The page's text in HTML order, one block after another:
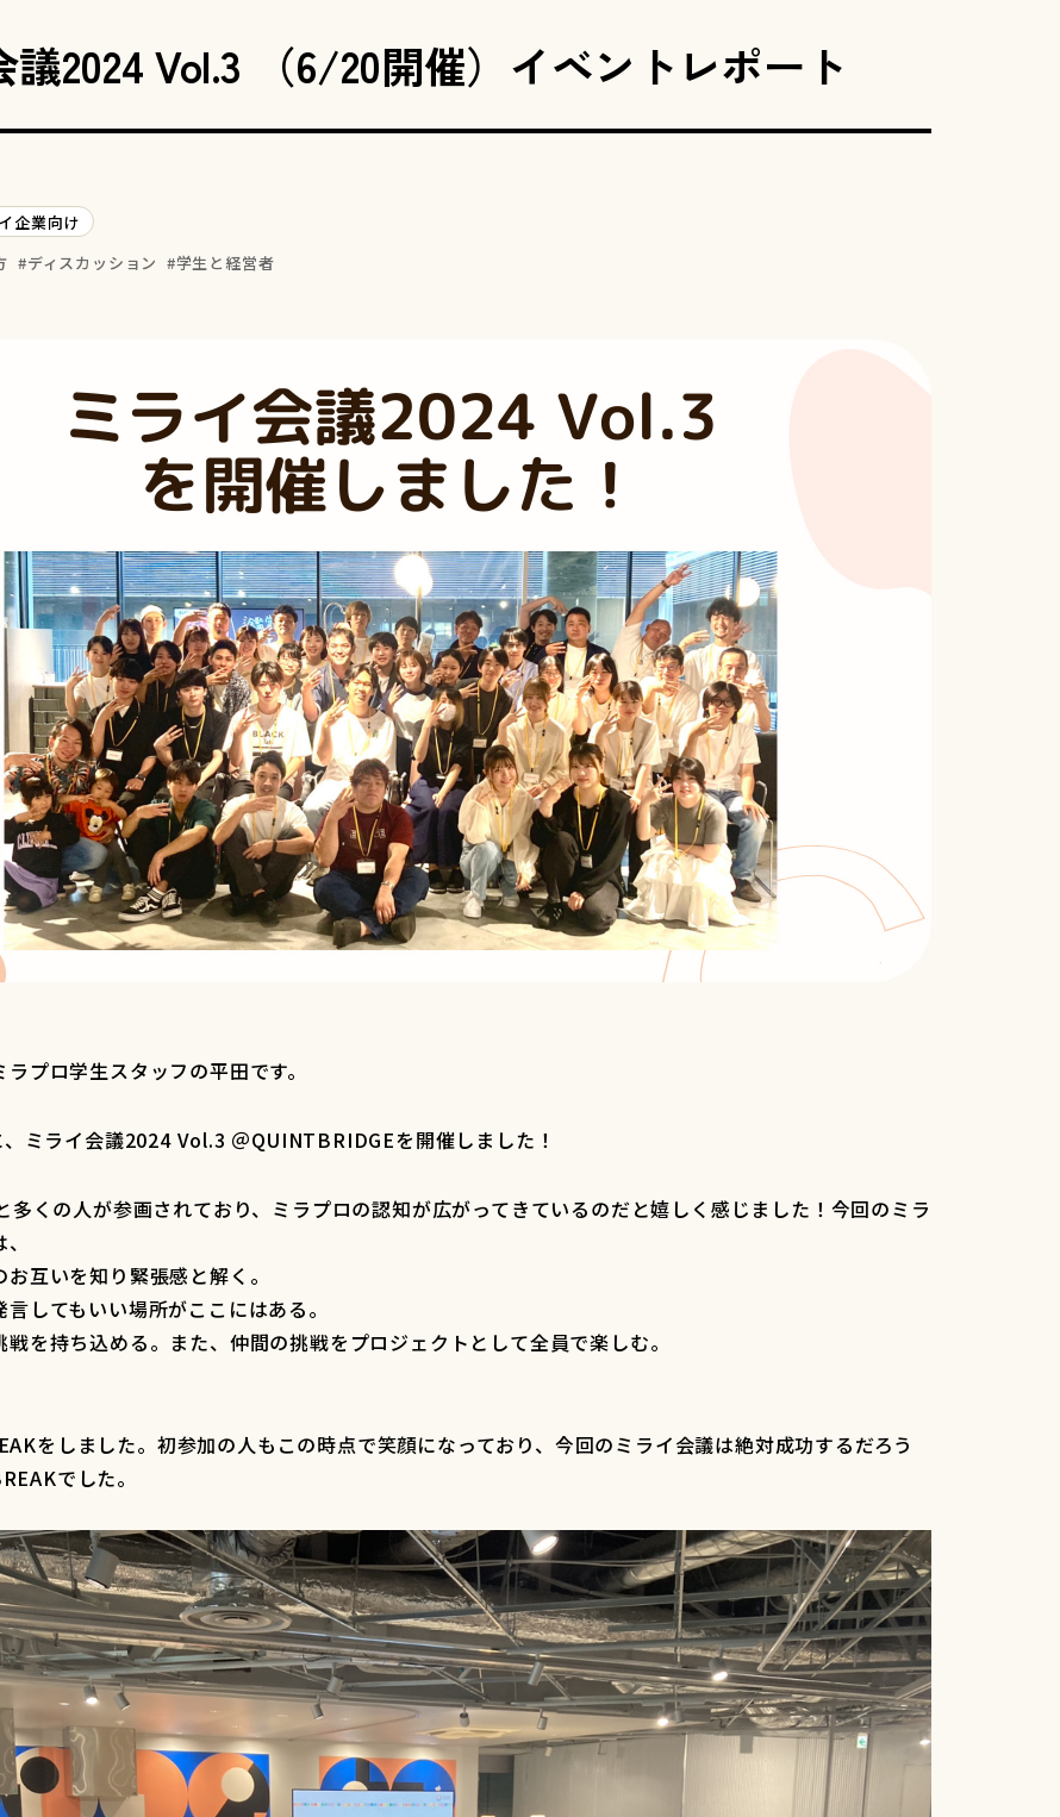
議2024 Vol.3 （6/20開催）イベントレポート
企業向け
ディスカッション 学生と経営者
プロ学生スタッフの平田です。
ミライ会議2024 Vol.3 ＠QUINTBRIDGEを開催しました！
多くの人が参画されており、ミラプロの認知が広がってきているのだと嬉しく感じました！今回のミラ
互いを知り緊張感と解く。
してもいい場所がここにはある。
を持ち込める。また、仲間の挑戦をプロジェクトとして全員で楽しむ。
をしました。初参加の人もこの時点で笑顔になっており、今回のミライ会議は絶対成功するだろう
でした。